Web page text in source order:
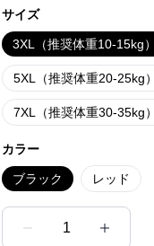
サイズ
3XL（推奨体重10-15kg）
5XL（推奨体重20-25kg）
7XL（推奨体重30-35kg）
カラー
ブラック レッド
1